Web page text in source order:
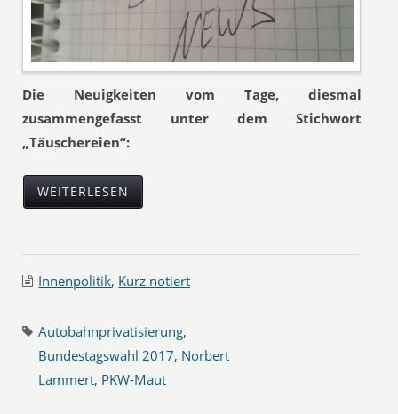
Die Neuigkeiten vom Tage, diesmal
zusammengefasst unter dem Stichwort
„Täuschereien“:
WEITERLESEN
Innenpolitik, Kurz notiert
Autobahnprivatisierung,
Bundestagswahl 2017, Norbert
Lammert, PKW-Maut